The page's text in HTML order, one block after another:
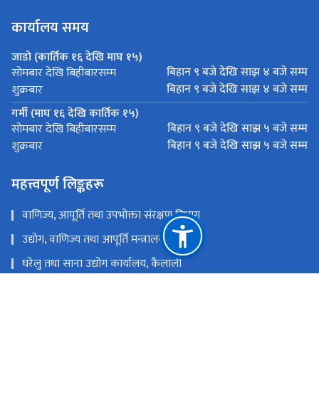
कार्यालय समय
जाडो (कार्तिक १६ देखि माघ १५)
सोमबार देखि बिहीबारसम्म
बिहान ९ बजे देखि साझ ४ बजे सम्म
शुक्रबार
बिहान ९ बजे देखि साझ ४ बजे सम्म
गर्मी (माघ १६ देखि कार्तिक १५)
सोमबार देखि बिहीबारसम्म
बिहान ९ बजे देखि साझ ५ बजे सम्म
शुक्रबार
बिहान ९ बजे देखि साझ ५ बजे सम्म
महत्त्वपूर्ण लिङ्कहरू
वाणिज्य, आपूर्ति तथा उपभोक्ता संरक्षण विभाग​
उद्योग, वाणिज्य तथा आपूर्ति मन्त्रालय
घरेलु तथा साना उद्योग कार्यालय, कैलाली